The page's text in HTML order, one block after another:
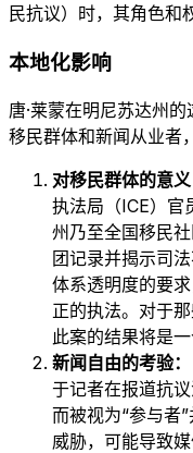
民抗议）时，其角色和
本地化影响
唐·莱蒙在明尼苏达州
移民群体和新闻从业者
对移民群体的意义
执法局（ICE）官
州乃至全国移民
团记录并揭示司
体系透明度的要
正的执法。对于
此案的结果将是
新闻自由的考验：
于记者在报道抗
而被视为“参与者
威胁，可能导致